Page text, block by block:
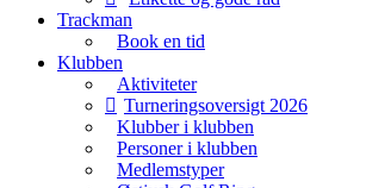
Trackman
Book en tid
Klubben
Aktiviteter
Turneringsoversigt 2026
Klubber i klubben
Personer i klubben
Medlemstyper